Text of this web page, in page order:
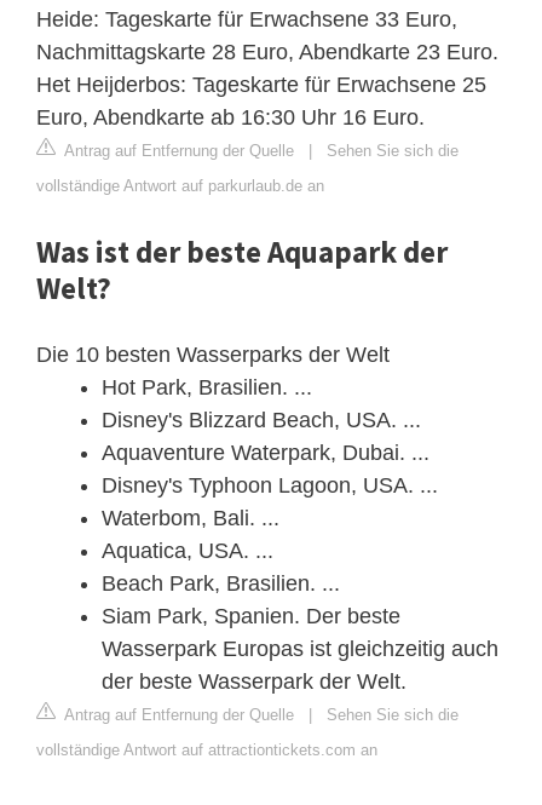
Heide: Tageskarte für Erwachsene 33 Euro,
Nachmittagskarte 28 Euro, Abendkarte 23 Euro.
Het Heijderbos: Tageskarte für Erwachsene 25
Euro, Abendkarte ab 16:30 Uhr 16 Euro.
Antrag auf Entfernung der Quelle | Sehen Sie sich die
vollständige Antwort auf parkurlaub.de an
Was ist der beste Aquapark der
Welt?
Die 10 besten Wasserparks der Welt
Hot Park, Brasilien. ...
Disney's Blizzard Beach, USA. ...
Aquaventure Waterpark, Dubai. ...
Disney's Typhoon Lagoon, USA. ...
Waterbom, Bali. ...
Aquatica, USA. ...
Beach Park, Brasilien. ...
Siam Park, Spanien. Der beste
Wasserpark Europas ist gleichzeitig auch
der beste Wasserpark der Welt.
Antrag auf Entfernung der Quelle | Sehen Sie sich die
vollständige Antwort auf attractiontickets.com an